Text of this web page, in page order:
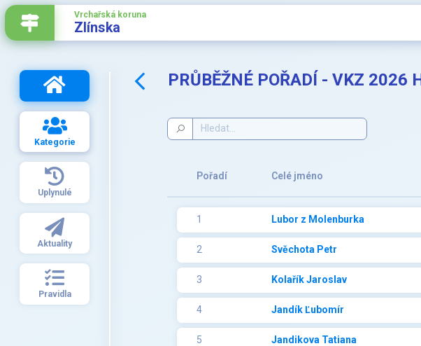
Vrchařská koruna
Zlínska
Kategorie
Uplynulé
Aktuality
Pravidla
PRŮBĚŽNÉ POŘADÍ - VKZ 2026
Pořadí Celé jméno
1 Lubor z Molenburka
2 Svěchota Petr
3 Kolařík Jaroslav
4 Jandík Ľubomír
5 Jandikova Tatiana